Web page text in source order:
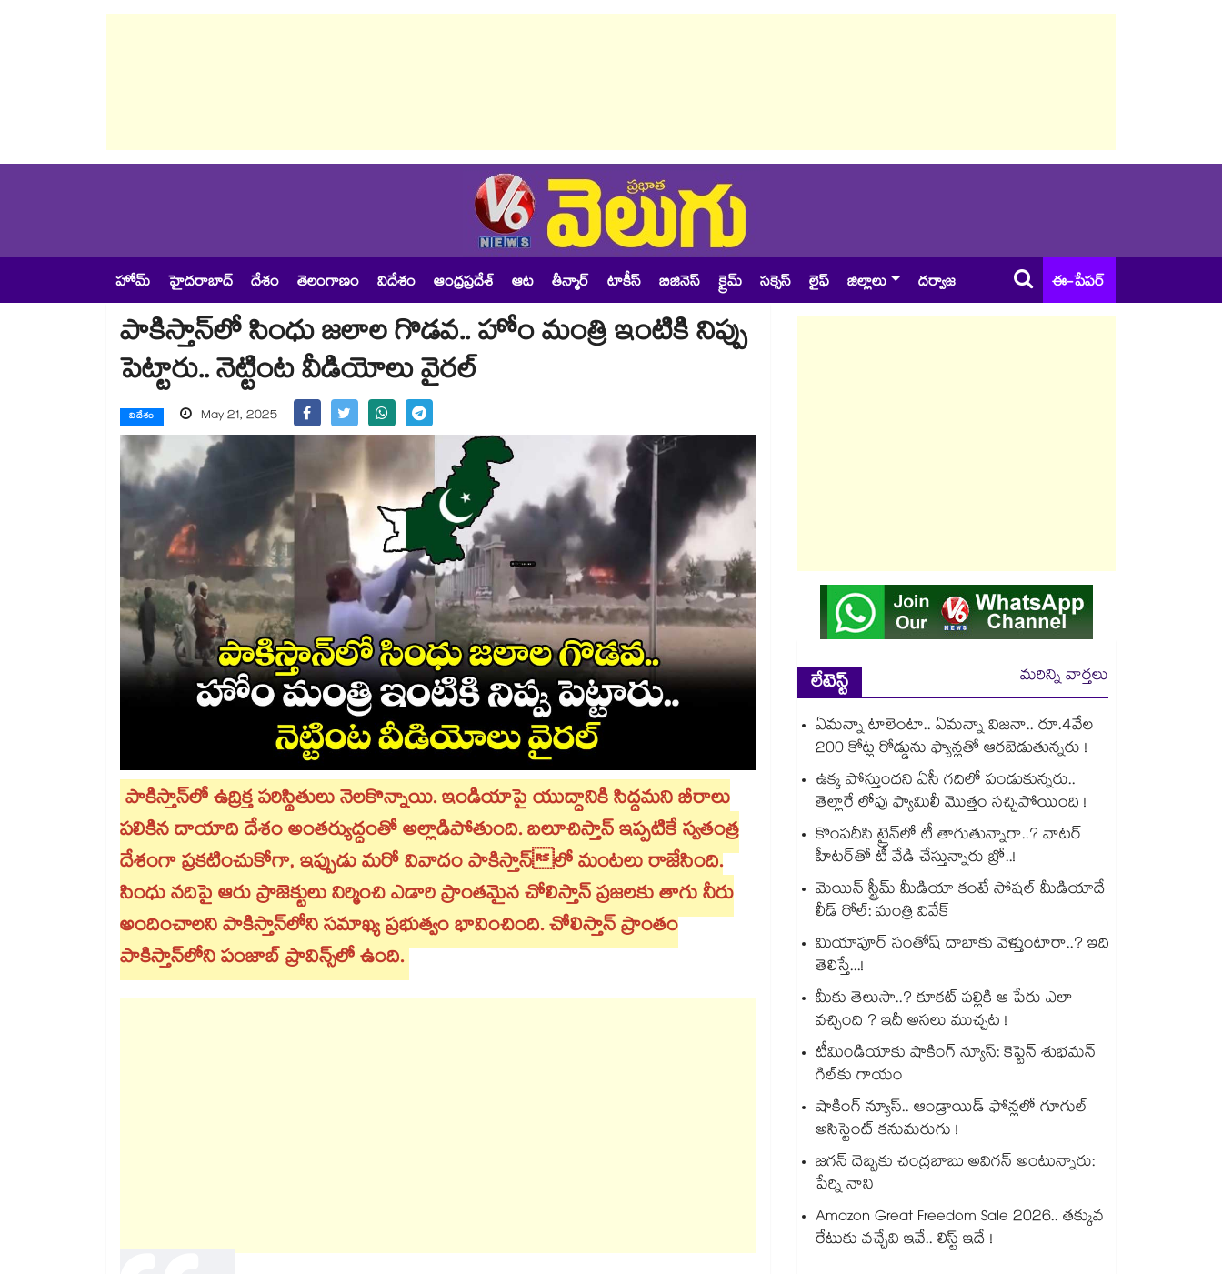
హోమ్ హైదరాబాద్ దేశం తెలంగాణం విదేశం ఆంధ్రప్రదేశ్ ఆట తీన్మార్ టాకీస్ బిజినెస్ క్రైమ్ సక్సెస్ లైఫ్ జిల్లాలు దర్వాజ ఈ-పేపర్
పాకిస్తాన్⁬లో సింధు జలాల గొడవ.. హోం మంత్రి ఇంటికి నిప్పు
పెట్టారు.. నెట్టింట వీడియోలు వైరల్
విదేశం May 21, 2025
పాకిస్తాన్⁬లో ఉద్రిక్త పరిస్థితులు నెలకొన్నాయి. ఇండియాపై యుద్ధానికి సిద్ధమని బీరాలు
పలికిన దాయాది దేశం అంతర్యుద్ధంతో అల్లాడిపోతుంది. బలూచిస్తాన్ ఇప్పటికే స్వతంత్ర
దేశంగా ప్రకటించుకోగా, ఇప్పుడు మరో వివాదం పాకిస్తాన్⁬లో మంటలు రాజేసింది.
సింధు నదిపై ఆరు ప్రాజెక్టులు నిర్మించి ఎడారి ప్రాంతమైన చోలిస్తాన్⁬ ప్రజలకు తాగు నీరు
అందించాలని పాకిస్తాన్⁬లోని సమాఖ్య ప్రభుత్వం భావించింది. చోలిస్తాన్ ప్రాంతం
పాకిస్తాన్⁬లోని పంజాబ్ ప్రావిన్స్⁬లో ఉంది.
లేటెస్ట్
మరిన్ని వార్తలు
ఏమన్నా టాలెంటా.. ఏమన్నా విజనా.. రూ.4వేల
200 కోట్ల రోడ్డును ఫ్యాన్లతో ఆరబెడుతున్నరు !
ఉక్క పోస్తుందని ఏసీ గదిలో పండుకున్నరు..
తెల్లారే లోపు ఫ్యామిలీ మొత్తం సచ్చిపోయింది !
కొంపదీసి ట్రైన్⁬లో టీ తాగుతున్నారా..? వాటర్
హీటర్⁭⁭తో టీ వేడి చేస్తున్నారు బ్రో..!
మెయిన్ స్ట్రీమ్ మీడియా కంటే సోషల్ మీడియాదే
లీడ్ రోల్: మంత్రి వివేక్
మియాపూర్ సంతోష్ దాబాకు వెళ్తుంటారా..? ఇది
తెలిస్తే...!
మీకు తెలుసా..? కూకట్ పల్లికి ఆ పేరు ఎలా
వచ్చింది ? ఇదీ అసలు ముచ్చట !
టీమిండియాకు షాకింగ్ న్యూస్: కెప్టెన్ శుభమన్
గిల్‎కు గాయం
షాకింగ్ న్యూస్.. ఆండ్రాయిడ్ ఫోన్లలో గూగుల్
అసిస్టెంట్ కనుమరుగు !
జగన్ దెబ్బకు చంద్రబాబు అవిగన్ అంటున్నారు:
పేర్ని నాని
Amazon Great Freedom Sale 2026.. తక్కువ
రేటుకు వచ్చేవి ఇవే.. లిస్ట్ ఇదే !